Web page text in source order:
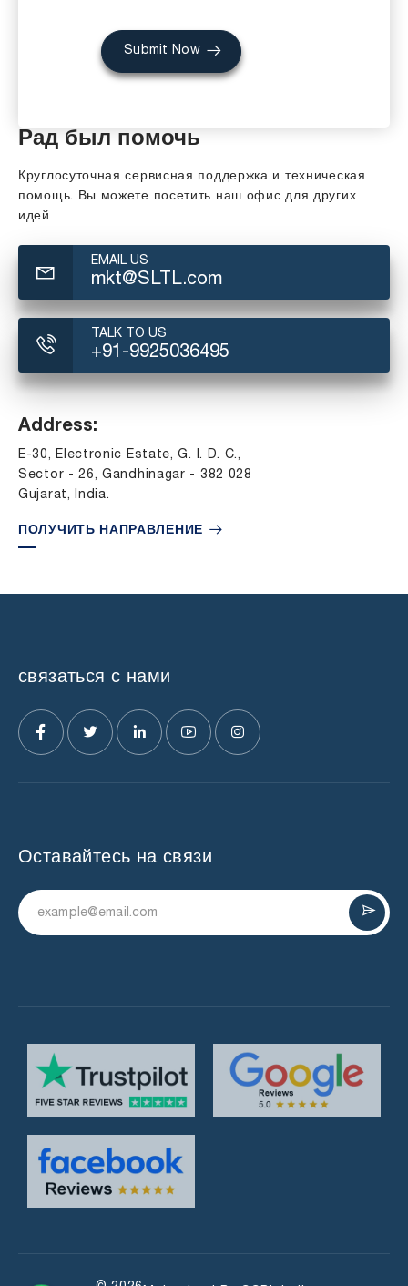
Submit Now
Рад был помочь
Круглосуточная сервисная поддержка и техническая
помощь. Вы можете посетить наш офис для других
идей
EMAIL US
mkt@SLTL.com
TALK TO US
+91-9925036495
Address:
E-30, Electronic Estate, G. I. D. C.,
Sector - 26, Gandhinagar - 382 028
Gujarat, India.
ПОЛУЧИТЬ НАПРАВЛЕНИЕ
связаться с нами
Оставайтесь на связи